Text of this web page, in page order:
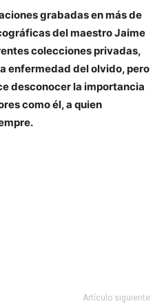
grabadas en más de
del maestro Jaime
colecciones privadas,
enfermedad del olvido, pero
desconocer la importancia
como él, a quien
Artículo siguiente